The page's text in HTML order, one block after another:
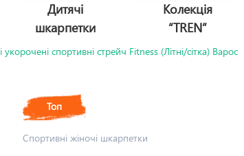
Дитячі
шкарпетки
Колекція
“TREN”
спортивні стрейч Fitness (Літні/сітка) Варос
Топ
Спортивні жіночі шкарпетки